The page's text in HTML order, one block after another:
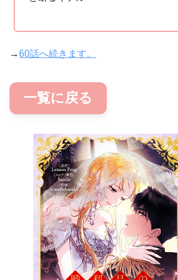
→60話へ続きます。
一覧に戻る